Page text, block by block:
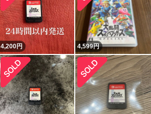
4,200円 4,599円